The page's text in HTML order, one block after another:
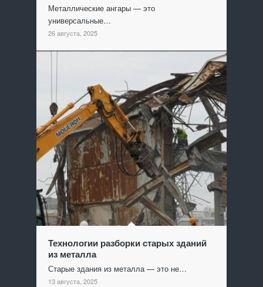
Металлические ангары — это
универсальные…
26 августа, 2025
Технологии разборки старых зданий
из металла
Старые здания из металла — это не…
13 августа, 2025